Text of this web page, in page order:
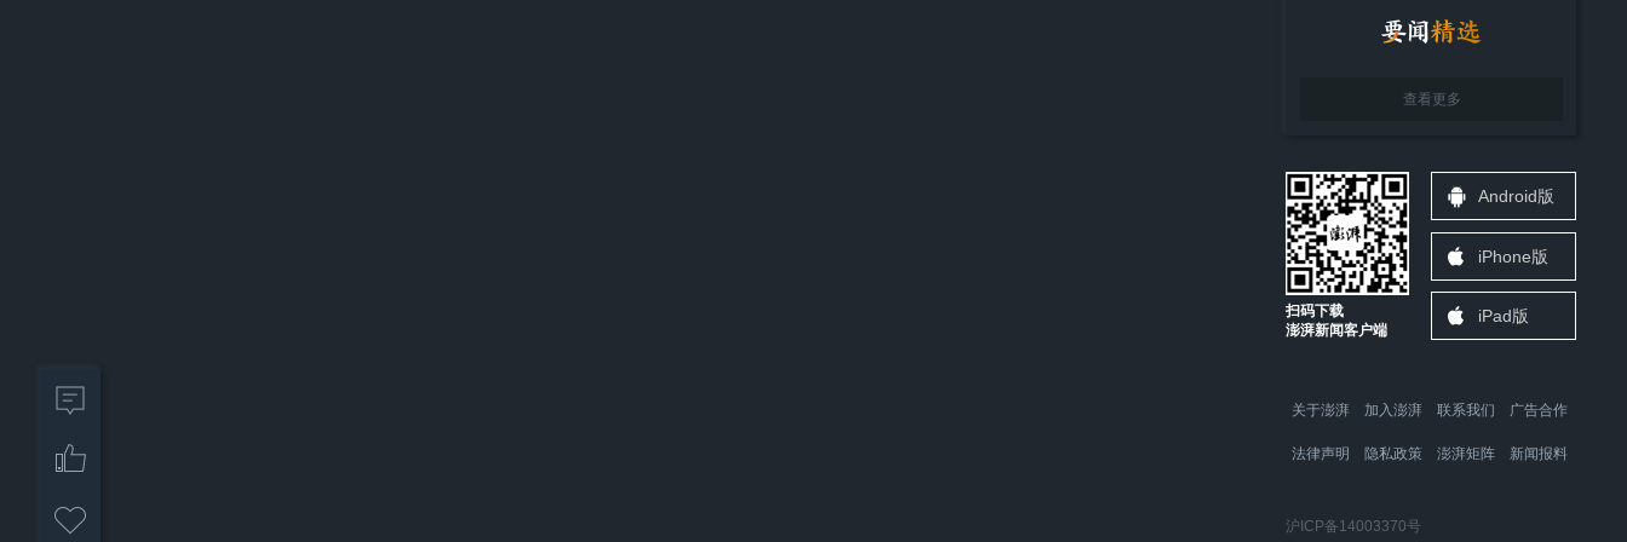
查看更多
扫码下载
澎湃新闻客户端
Android版
iPhone版
iPad版
关于澎湃 加入澎湃 联系我们 广告合作
法律声明 隐私政策 澎湃矩阵 新闻报料
沪ICP备14003370号